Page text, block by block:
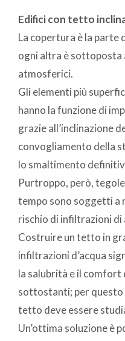
Edifici con tetto
La copertura è la parte
ogni altra è sottoposta
atmosferici.
Gli elementi più
hanno la funzione di
grazie all’inclinazione
convogliamento della
lo smaltimento
Purtroppo, però,
tempo sono soggetti a
rischio di infiltrazioni di
Costruire un tetto in
infiltrazioni d’acqua
la salubrità e il comfort
sottostanti; per
tetto deve essere
Un’ottima soluzione è